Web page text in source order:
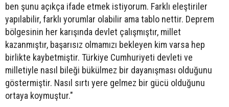
ben şunu açıkça ifade etmek istiyorum. Farklı eleştiriler
yapılabilir, farklı yorumlar olabilir ama tablo nettir. Deprem
bölgesinin her karışında devlet çalışmıştır, millet
kazanmıştır, başarısız olmamızı bekleyen kim varsa hep
birlikte kaybetmiştir. Türkiye Cumhuriyeti devleti ve
milletiyle nasıl bileği bükülmez bir dayanışması olduğunu
göstermiştir. Nasıl sırtı yere gelmez bir gücü olduğunu
ortaya koymuştur."